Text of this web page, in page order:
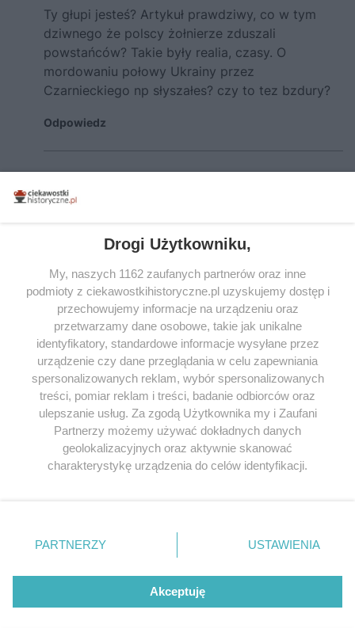
Ty głupi jesteś? Artykuł prawdziwy, co w tym
dziwnego że polscy żołnierze zduszali
powstańców? Takie były realia, czasy. O
mordowaniu połowy Ukrainy przez
Czarnieckiego np słyszałes? czy to tez bzdury?
Odpowiedz
Jakie mordowanie przez Czarneckiego
takie państwo jak Ukraina? Czy dla ciebie
bestialsko Polaków na Wołyniu i
Małopolsce, że takie rzeczy tu wyciągasz
by dopiec Polakom bez potwierdzenia w
faktach? Dobrze, że was tam od 5 lat
dojeżdżają na tym Donbasie. To karma za
zbrodnie popełnione przez OUN i UPA
Odpowiedz
majkel napisał/a 23.05.2019
Drogi Użytkowniku,
My, naszych 1162 zaufanych partnerów oraz inne
podmioty z ciekawostkihistoryczne.pl uzyskujemy dostęp i
przechowujemy informacje na urządzeniu oraz
przetwarzamy dane osobowe, takie jak unikalne
identyfikatory, standardowe informacje wysyłane przez
urządzenie czy dane przeglądania w celu zapewniania
spersonalizowanych reklam, wybór spersonalizowanych
treści, pomiar reklam i treści, badanie odbiorców oraz
ulepszanie usług. Za zgodą Użytkownika my i Zaufani
Partnerzy możemy używać dokładnych danych
geolokalizacyjnych oraz aktywnie skanować
charakterystykę urządzenia do celów identyfikacji.
zmienić/wycofać klikając przycisk ustawień prywatności
znajdujący się w lewym dolnym rogu strony
. Niektóre
użytkownika, ale masz prawo sprzeciwić się takiemu
przetwarzaniu. Preferencje będą miały zastosowania tylko
PARTNERZY USTAWIENIA
Akceptuję